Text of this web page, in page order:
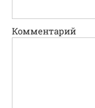
Комментарий